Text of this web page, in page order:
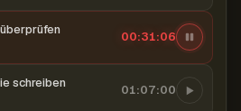
00:31:07
schreiben 01:07:00